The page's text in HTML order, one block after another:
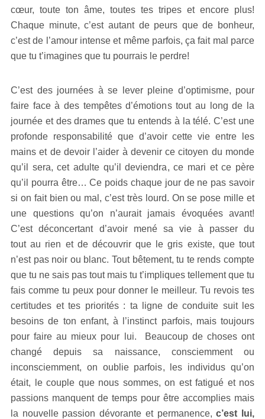
cœur, toute ton âme, toutes tes tripes et encore plus!
Chaque minute, c’est autant de peurs que de bonheur,
c’est de l’amour intense et même parfois, ça fait mal parce
que tu t’imagines que tu pourrais le perdre!
C’est des journées à se lever pleine d’optimisme, pour
faire face à des tempêtes d’émotions tout au long de la
journée et des drames que tu entends à la télé. C’est une
profonde responsabilité que d’avoir cette vie entre les
mains et de devoir l’aider à devenir ce citoyen du monde
qu’il sera, cet adulte qu’il deviendra, ce mari et ce père
qu’il pourra être… Ce poids chaque jour de ne pas savoir
si on fait bien ou mal, c’est très lourd. On se pose mille et
une questions qu’on n’aurait jamais évoquées avant!
C’est déconcertant d’avoir mené sa vie à passer du
tout au rien et de découvrir que le gris existe, que tout
n’est pas noir ou blanc. Tout bêtement, tu te rends compte
que tu ne sais pas tout mais tu t’impliques tellement que tu
fais comme tu peux pour donner le meilleur. Tu revois tes
certitudes et tes priorités : ta ligne de conduite suit les
besoins de ton enfant, à l’instinct parfois, mais toujours
pour faire au mieux pour lui. Beaucoup de choses ont
changé depuis sa naissance, consciemment ou
inconsciemment, on oublie parfois, les individus qu’on
était, le couple que nous sommes, on est fatigué et nos
passions manquent de temps pour être accomplies mais
la nouvelle passion dévorante et permanence,c’est lui,